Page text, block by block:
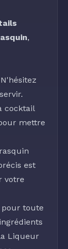
,
cocktail
mettre
est
votre
pour toute
Liqueur